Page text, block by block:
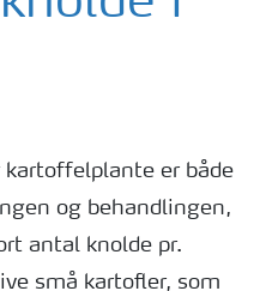
er både
og behandlingen,
antal knolde pr.
små kartofler, som